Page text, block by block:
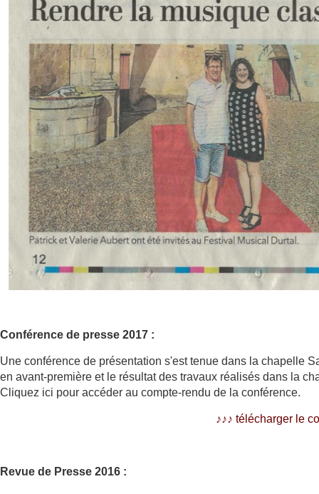
Conférence de presse 2017 :
Une conférence de présentation s'est tenue dans la chapelle
en avant-première et le résultat des travaux réalisés dans la
Cliquez ici pour accéder au compte-rendu de la conférence.
♪♪♪ télécharger le
Revue de Presse 2016 :